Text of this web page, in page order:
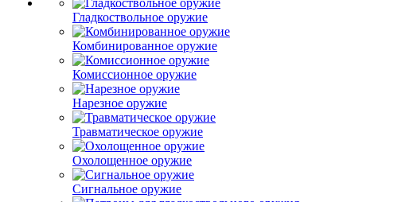
Гладкоствольное оружие
Комбинированное оружие
Комиссионное оружие
Нарезное оружие
Травматическое оружие
Охолощенное оружие
Сигнальное оружие